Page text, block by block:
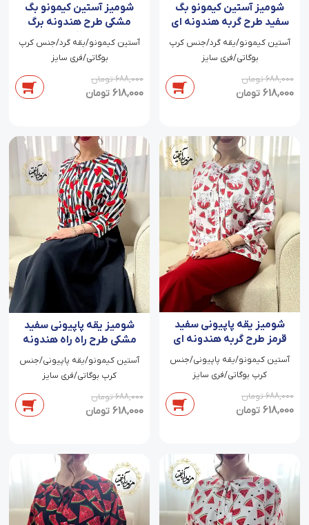
شومیز آستین کیمونو بگ
سفید طرح گربه هندونه ای
آستین کیمونو/یقه گرد/جنس کرپ
بوگاتی/فری سایز
688,000تومان
618,000 تومان
شومیز آستین کیمونو بگ
مشکی طرح هندونه برگ
سبز آذرین
آستین کیمونو/یقه گرد/جنس کرپ
بوگاتی/فری سایز
688,000تومان
618,000 تومان
شومیز یقه پاپیونی سفید
قرمز طرح گربه هندونه ای
آستین کیمونو/یقه پاپیونی/جنس
کرپ بوگاتی/فری سایز
688,000تومان
618,000 تومان
شومیز یقه پاپیونی سفید
مشکی طرح راه راه هندونه
قرمز هالناز
آستین کیمونو/یقه پاپیونی/جنس
کرپ بوگاتی/فری سایز
688,000تومان
618,000 تومان